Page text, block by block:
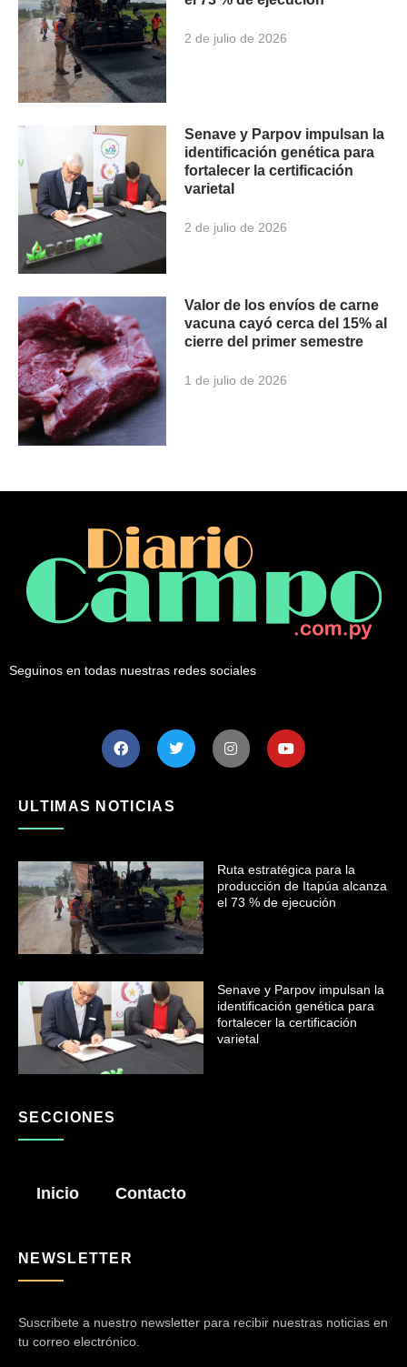
2 de julio de 2026
Senave y Parpov impulsan la
identificación genética para
fortalecer la certificación
varietal
2 de julio de 2026
Valor de los envíos de carne
vacuna cayó cerca del 15% al
cierre del primer semestre
1 de julio de 2026
Seguinos en todas nuestras redes sociales
ULTIMAS NOTICIAS
Ruta estratégica para la
producción de Itapúa alcanza
el 73 % de ejecución
Senave y Parpov impulsan la
identificación genética para
fortalecer la certificación
varietal
SECCIONES
Inicio Contacto
NEWSLETTER
Suscribete a nuestro newsletter para recibir nuestras noticias en
tu correo electrónico.